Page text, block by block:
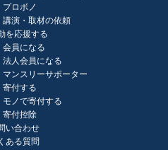
プロボノ
講演・取材の依頼
を応援する
会員になる
法人会員になる
マンスリーサポーター
寄付する
モノで寄付する
寄付控除
い合わせ
ある質問